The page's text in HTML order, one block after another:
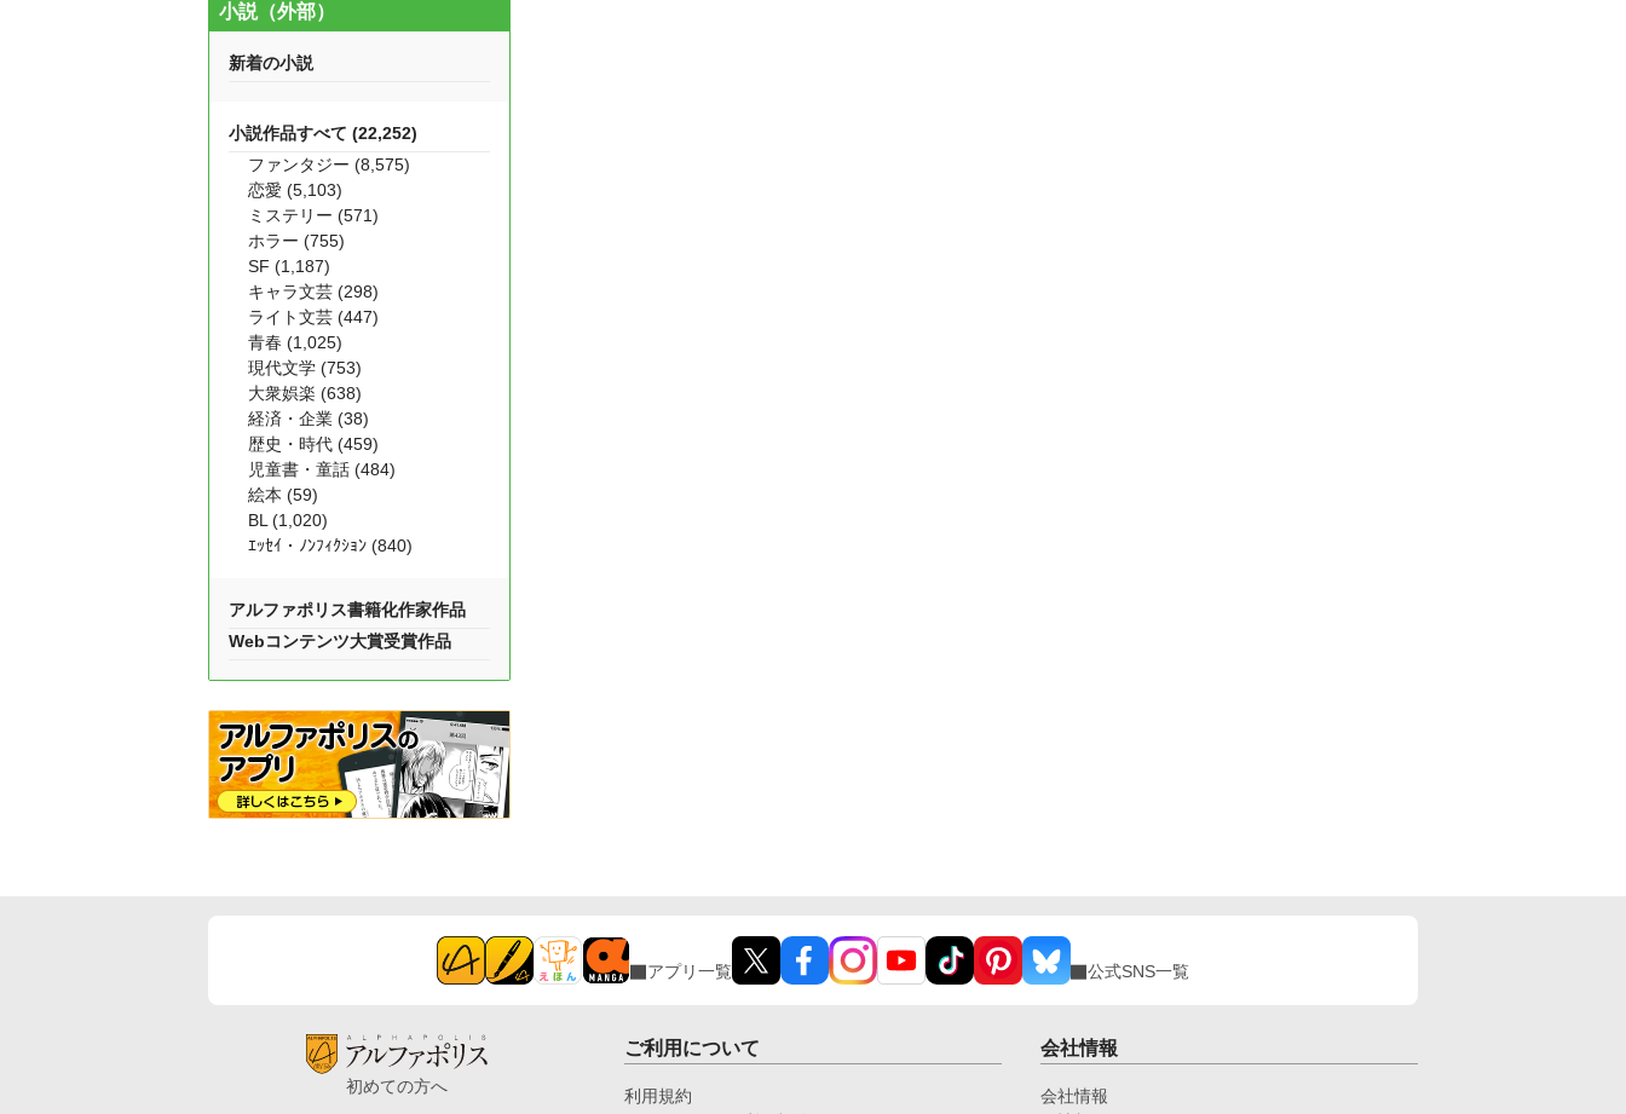
小説（外部）
新着の小説
小説作品すべて (22,252)
ファンタジー (8,575)
恋愛 (5,103)
ミステリー (571)
ホラー (755)
SF (1,187)
キャラ文芸 (298)
ライト文芸 (447)
青春 (1,025)
現代文学 (753)
大衆娯楽 (638)
経済・企業 (38)
歴史・時代 (459)
児童書・童話 (484)
絵本 (59)
BL (1,020)
ｴｯｾｲ・ﾉﾝﾌｨｸｼｮﾝ (840)
アルファポリス書籍化作家作品
Webコンテンツ大賞受賞作品
アプリ一覧 公式SNS一覧
初めての方へ
ご利用について
利用規約
会社情報
会社情報